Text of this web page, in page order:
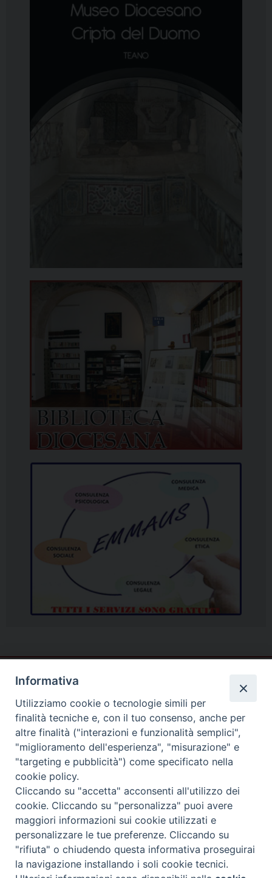
Piazza Duomo
81057 TEANO (CE)
Tel. 0823875428
Copyright © 2025
Informativa
Utilizziamo cookie o tecnologie simili per
finalità tecniche e, con il tuo consenso, anche per
altre finalità ("interazioni e funzionalità semplici",
"miglioramento dell'esperienza", "misurazione" e
"targeting e pubblicità") come specificato nella
cookie policy.
Cliccando su "accetta" acconsenti all'utilizzo dei
cookie. Cliccando su "personalizza" puoi avere
maggiori informazioni sui cookie utilizzati e
personalizzare le tue preferenze. Cliccando su
"rifiuta" o chiudendo questa informativa proseguirai
la navigazione installando i soli cookie tecnici.